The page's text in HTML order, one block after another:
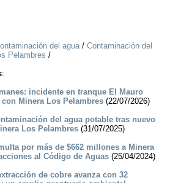
del agua/ Contaminación del
Pelambres /
:
incidente en tranque El Mauro
Minera Los Pelambres (22/07/2026)
del agua potable tras nuevo
Los Pelambres (31/07/2025)
por más de $662 millones a Minera
al Código de Aguas (25/04/2024)
de cobre avanza con 32